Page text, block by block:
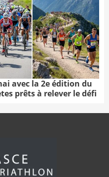
avec la 2e édition du
prêts à relever le défi